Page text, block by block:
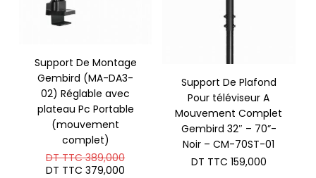
Support De Montage
Gembird (MA-DA3-
02) Réglable avec
plateau Pc Portable
(mouvement
complet)
DT TTC389,000Le
DT TTC 379,000
Support De Plafond
Pour téléviseur A
Mouvement Complet
Gembird 32″ – 70”-
Noir – CM-70ST-01
DT TTC 159,000